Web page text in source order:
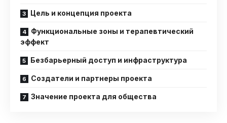
Цель и концепция проекта
Функциональные зоны и терапевтический
эффект
Безбарьерный доступ и инфраструктура
Создатели и партнеры проекта
Значение проекта для общества